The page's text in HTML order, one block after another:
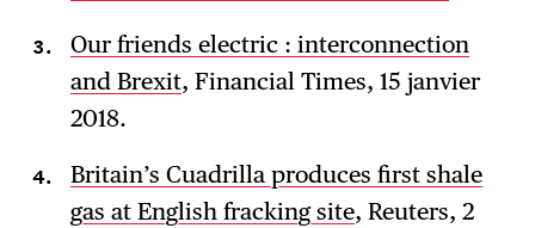
Our friends electric : interconnection
and Brexit, Financial Times, 15 janvier
2018.
Britain’s Cuadrilla produces first shale
gas at English fracking site, Reuters, 2